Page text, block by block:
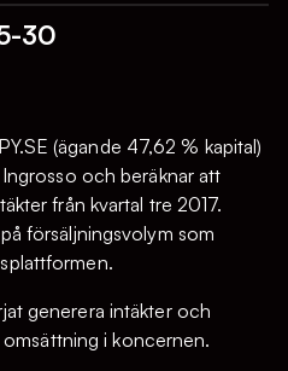
30
(ägande 47,62 % kapital)
och beräknar att
från kvartal tre 2017.
försäljningsvolym som
generera intäkter och
i koncernen.